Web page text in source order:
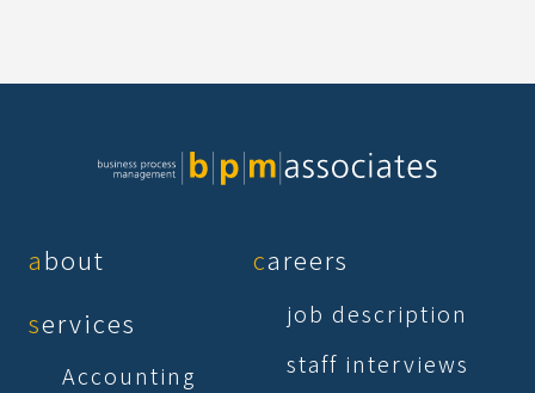
about
services
Accounting
careers
job description
staff interviews